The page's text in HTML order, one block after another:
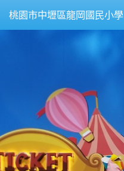
桃園市中壢區龍岡國民小學